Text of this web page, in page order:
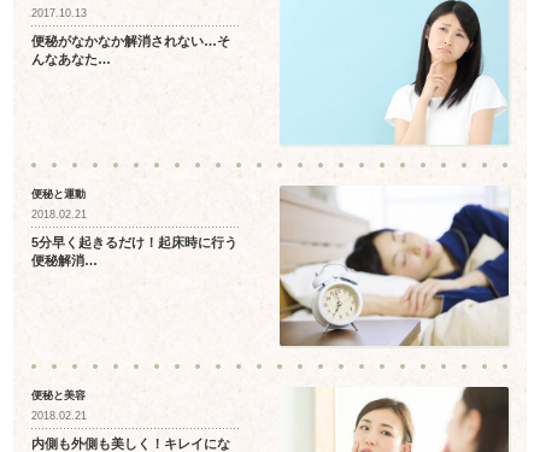
2017.10.13
便秘がなかなか解消されない…そ
んなあなた…
便秘と運動
2018.02.21
5分早く起きるだけ！起床時に行う
便秘解消…
便秘と美容
2018.02.21
内側も外側も美しく！キレイにな